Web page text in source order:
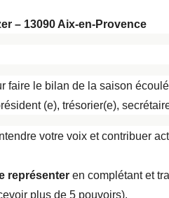
– 13090 Aix-en-Provence
faire le bilan de la saison
(e), trésorier(e),
votre voix et contribuer
représenter en complétant et
plus de 5 pouvoirs).